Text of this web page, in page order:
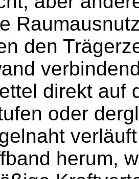
den
direkt auf
oder
herum,